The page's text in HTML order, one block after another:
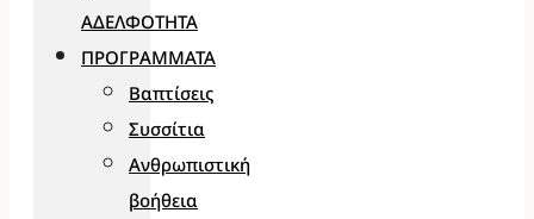
ΑΔΕΛΦΌΤΗΤΑ
ΠΡΟΓΡΆΜΜΑΤΑ
Βαπτίσεις
Συσσίτια
Ανθρωπιστική
βοήθεια